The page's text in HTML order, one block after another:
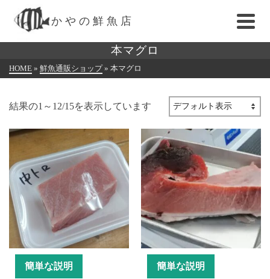
かやの鮮魚店
本マグロ
HOME » 鮮魚通販ショップ » 本マグロ
結果の1～12/15を表示しています
簡単な説明 簡単な説明